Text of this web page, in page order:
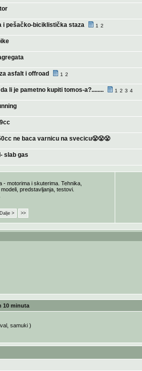
i pešačko-biciklistička staza 1 2
asfalt i offroad 1 2
li je pametno kupiti tomos-a?........ 1 2 3 4
ne baca varnicu na svecicu😤😤😤
slab gas
- motorima i skuterima. Tehnika,
predstavljanja, testovi.
Dalje > >>
10 minuta
, samuki)